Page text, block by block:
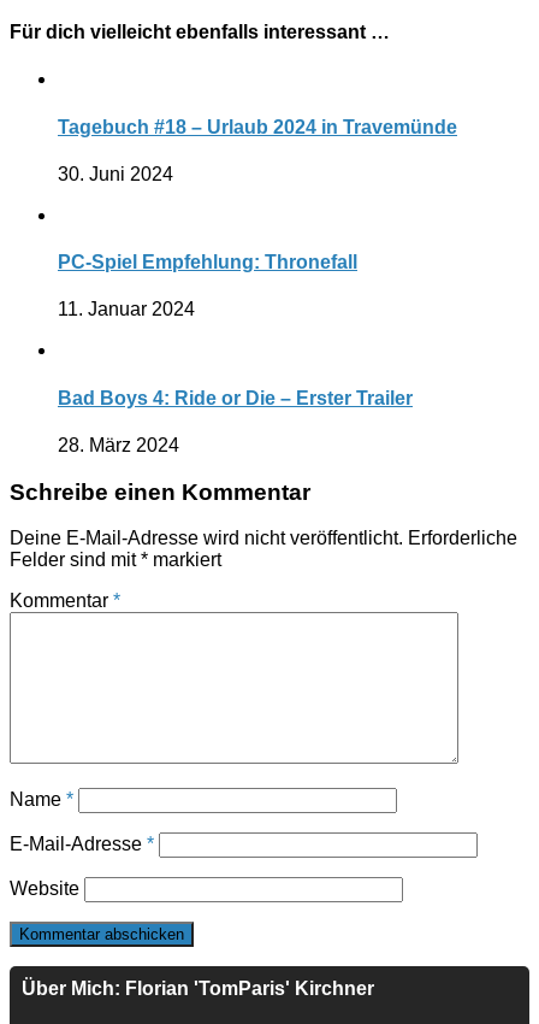
Für dich vielleicht ebenfalls interessant …
Tagebuch #18 – Urlaub 2024 in Travemünde
30. Juni 2024
PC-Spiel Empfehlung: Thronefall
11. Januar 2024
Bad Boys 4: Ride or Die – Erster Trailer
28. März 2024
Schreibe einen Kommentar
Deine E-Mail-Adresse wird nicht veröffentlicht. Erforderliche
Felder sind mit* markiert
Kommentar *
Name *
E-Mail-Adresse *
Website
Über Mich: Florian 'TomParis' Kirchner